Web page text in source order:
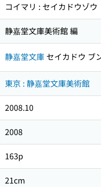
コイマリ : セイカドウゾウ
静嘉堂文庫美術館 編
静嘉堂文庫 セイカドウ ブ
東京 : 静嘉堂文庫美術館
2008.10
2008
163p
21cm